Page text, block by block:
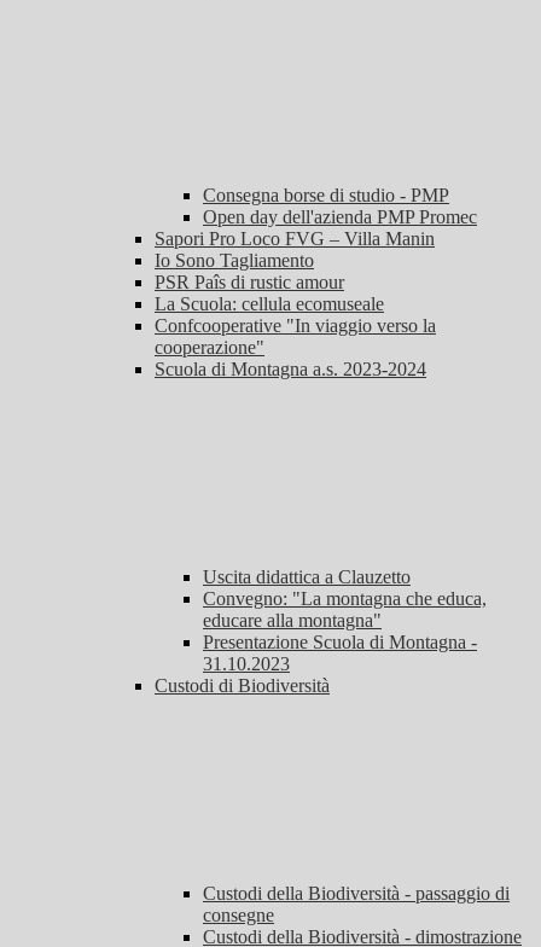
Consegna borse di studio - PMP
Open day dell'azienda PMP Promec
Sapori Pro Loco FVG – Villa Manin
Io Sono Tagliamento
PSR Paîs di rustic amour
La Scuola: cellula ecomuseale
Confcooperative "In viaggio verso la
cooperazione"
Scuola di Montagna a.s. 2023-2024
Uscita didattica a Clauzetto
Convegno: "La montagna che educa,
educare alla montagna"
Presentazione Scuola di Montagna -
31.10.2023
Custodi di Biodiversità
Custodi della Biodiversità - passaggio di
consegne
Custodi della Biodiversità - dimostrazione